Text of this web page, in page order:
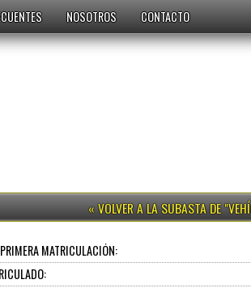
NOSOTROS CONTACTO
MATRICULACIÓN: